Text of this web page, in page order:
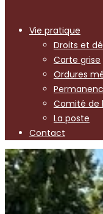
Vie pratique
Droits et
Carte grise
Ordures
Comité de
La poste
Contact